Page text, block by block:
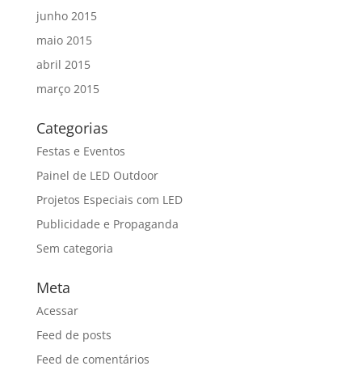
junho 2015
maio 2015
abril 2015
março 2015
Categorias
Festas e Eventos
Painel de LED Outdoor
Projetos Especiais com LED
Publicidade e Propaganda
Sem categoria
Meta
Acessar
Feed de posts
Feed de comentários